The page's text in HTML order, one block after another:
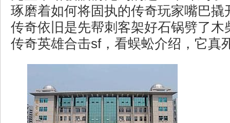
琢磨着如何将固执的传奇玩家嘴巴撬
传奇依旧是先帮刺客架好石锅劈了木
传奇英雄合击sf，看蜈蚣介绍，它真